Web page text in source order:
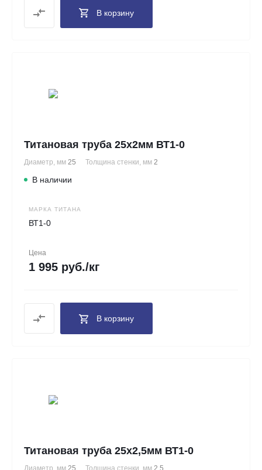
В корзину
Титановая труба 25х2мм ВТ1-0
Диаметр, мм 25 Толщина стенки, мм 2
В наличии
МАРКА ТИТАНА
ВТ1-0
Цена
1 995 руб./кг
В корзину
Титановая труба 25х2,5мм ВТ1-0
Диаметр, мм 25 Толщина стенки, мм 2.5